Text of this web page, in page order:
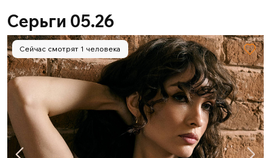
Серьги 05.26
Сейчас смотрят 1 человека